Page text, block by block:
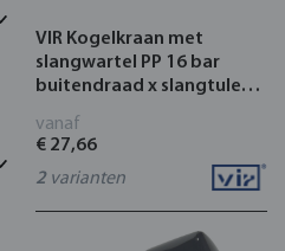
VIR Kogelkraan met
slangwartel PP 16 bar
buitendraad x slangtule
vanaf
€ 27,66
2varianten